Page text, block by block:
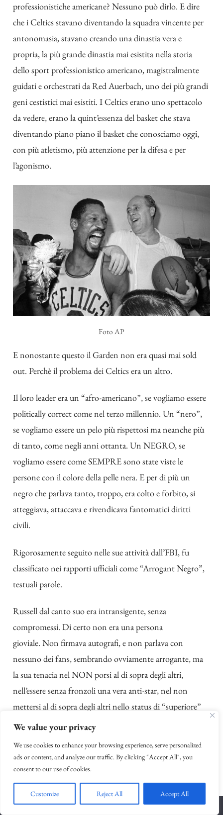
We value your privacy
We use cookies to enhance your browsing experience, serve personalized
ads or content, and analyze our traffic. By clicking "Accept All", you
consent to our use of cookies.
Customize Reject All Accept All
professionistiche americane? Nessuno può dirlo. E dire
che i Celtics stavano diventando la squadra vincente per
antonomasia, stavano creando una dinastia vera e
propria, la più grande dinastia mai esistita nella storia
dello sport professionistico americano, magistralmente
guidati e orchestrati da Red Auerbach, uno dei più grandi
geni cestistici mai esistiti. I Celtics erano uno spettacolo
da vedere, erano la quint’essenza del basket che stava
diventando piano piano il basket che conosciamo oggi,
con più atletismo, più attenzione per la difesa e per
l’agonismo.
Foto AP
E nonostante questo il Garden non era quasi mai sold
out. Perchè il problema dei Celtics era un altro.
Il loro leader era un “afro-americano”, se vogliamo essere
politically correct come nel terzo millennio. Un “nero”,
se vogliamo essere un pelo più rispettosi ma neanche più
di tanto, come negli anni ottanta. Un NEGRO, se
vogliamo essere come SEMPRE sono state viste le
persone con il colore della pelle nera. E per di più un
negro che parlava tanto, troppo, era colto e forbito, si
atteggiava, attaccava e rivendicava fantomatici diritti
civili.
Rigorosamente seguito nelle sue attività dall’FBI, fu
classificato nei rapporti ufficiali come “Arrogant Negro”,
testuali parole.
Russell dal canto suo era intransigente, senza
compromessi. Di certo non era una persona
gioviale. Non firmava autografi, e non parlava con
nessuno dei fans, sembrando ovviamente arrogante, ma
la sua tenacia nel NON porsi al di sopra degli altri,
nell’essere senza fronzoli una vera anti-star, nel non
mettersi al di sopra degli altri nello status di “superiore”
perché personaggio pubblico, grande atleta e icona
superiorità.
sono né superiore a te né migliore di te, figliolo, io
gioco semplicemente a basket”